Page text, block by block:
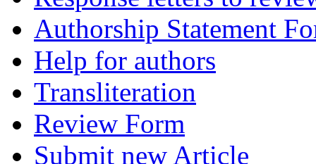
Authorship Statement
Help for authors
Transliteration
Review Form
Submit new Article